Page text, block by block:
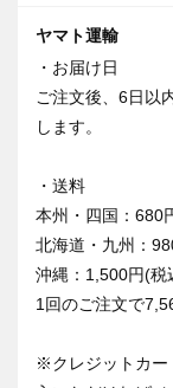
ヤマト運輸
・お届け日
ご注文後、6日以
します。
・送料
本州・四国：680
北海道・九州：
沖縄：1,500円(税
1回のご注文で
※クレジットカー